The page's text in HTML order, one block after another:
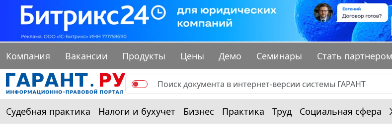
Компания Вакансии Продукты Цены Демо Семинары Стать партнером
Судебная практика Налоги и бухучет Бизнес Практика Труд Социальная сфера